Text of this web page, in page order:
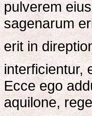
pulverem
sagenarum
erit in
interficientur,
Ecce ego
aquilone,